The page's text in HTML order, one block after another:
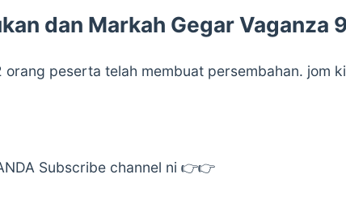
dan Markah Gegar Vaganza
orang peserta telah membuat persembahan. jom
Subscribe channel ni 👉👉